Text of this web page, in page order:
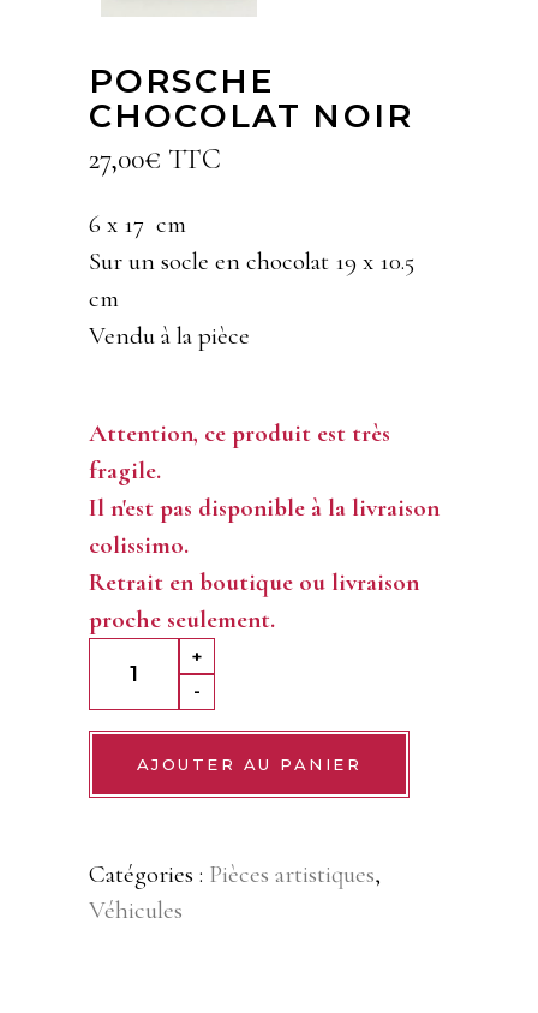
PORSCHE
CHOCOLAT NOIR
27,00€ TTC
6 x 17 cm
Sur un socle en chocolat 19 x 10.5
cm
Vendu à la pièce
Attention, ce produit est très
fragile.
Il n'est pas disponible à la livraison
colissimo.
Retrait en boutique ou livraison
proche seulement.
Noir
quantity
-
+
AJOUTER AU PANIER
Catégories : Pièces artistiques,
Véhicules